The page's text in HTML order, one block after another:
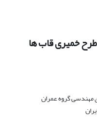
گروه عمران